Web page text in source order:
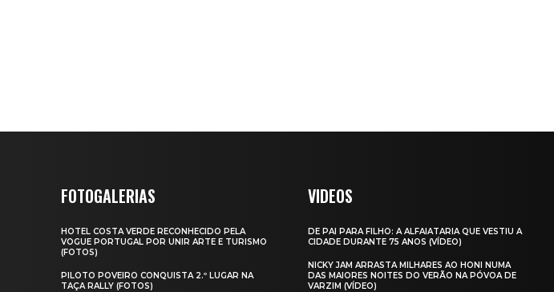
FOTOGALERIAS
HOTEL COSTA VERDE RECONHECIDO PELA
VOGUE PORTUGAL POR UNIR ARTE E TURISMO
(FOTOS)
PILOTO POVEIRO CONQUISTA 2.º LUGAR NA
TAÇA RALLY (FOTOS)
VIDEOS
DE PAI PARA FILHO: A ALFAIATARIA QUE VESTIU A
CIDADE DURANTE 75 ANOS (VÍDEO)
NICKY JAM ARRASTA MILHARES AO HONI NUMA
DAS MAIORES NOITES DO VERÃO NA PÓVOA DE
VARZIM (VÍDEO)